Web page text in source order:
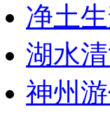
净土
湖水
神州